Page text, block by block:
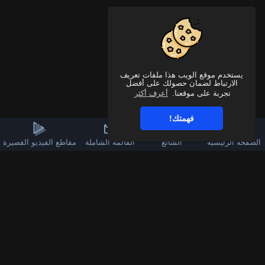
يستخدم موقع الويب هذا ملفات تعريف
الارتباط لضمان حصولك على أفضل
تجربة على موقعنا.
أعرف أكثر
فهمتك!
الصفحة الرئيسية الشائع القائمة الشاملة مقاطع الفيديو القصيرة